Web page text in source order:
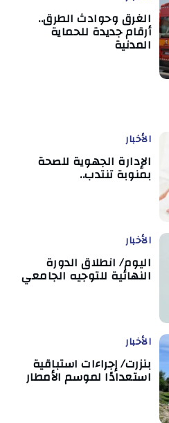
الغرق وحوادث الطرق..
أرقام جديدة للحماية
المدنية
الأخبار
الإدارة الجهوية للصحة
بمنوبة تنتدب..
الأخبار
اليوم/ انطلاق الدورة
النهائية للتوجيه الجامعي
الأخبار
بنزرت/ إجراءات استباقية
استعدادًا لموسم الأمطار